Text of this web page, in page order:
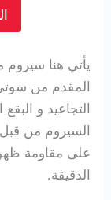
يأتي هنا
المقدم من
التجاعيد و
السيروم من قبل
على مقاومة
الدقيقة.